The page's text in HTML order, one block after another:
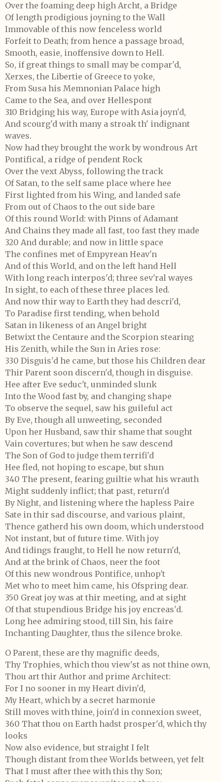
Over the foaming deep high Archt, a Bridge
Of length prodigious joyning to the Wall
Immovable of this now fenceless world
Forfeit to Death; from hence a passage broad,
Smooth, easie, inoffensive down to Hell.
So, if great things to small may be compar'd,
Xerxes, the Libertie of Greece to yoke,
From Susa his Memnonian Palace high
Came to the Sea, and over Hellespont
310 Bridging his way, Europe with Asia joyn'd,
And scourg'd with many a stroak th' indignant
waves.
Now had they brought the work by wondrous Art
Pontifical, a ridge of pendent Rock
Over the vext Abyss, following the track
Of Satan, to the self same place where hee
First lighted from his Wing, and landed safe
From out of Chaos to the out side bare
Of this round World: with Pinns of Adamant
And Chains they made all fast, too fast they made
320 And durable; and now in little space
The confines met of Empyrean Heav'n
And of this World, and on the left hand Hell
With long reach interpos'd; three sev'ral wayes
In sight, to each of these three places led.
And now thir way to Earth they had descri'd,
To Paradise first tending, when behold
Satan in likeness of an Angel bright
Betwixt the Centaure and the Scorpion stearing
His Zenith, while the Sun in Aries rose:
330 Disguis'd he came, but those his Children dear
Thir Parent soon discern'd, though in disguise.
Hee after Eve seduc't, unminded slunk
Into the Wood fast by, and changing shape
To observe the sequel, saw his guileful act
By Eve, though all unweeting, seconded
Upon her Husband, saw thir shame that sought
Vain covertures; but when he saw descend
The Son of God to judge them terrifi'd
Hee fled, not hoping to escape, but shun
340 The present, fearing guiltie what his wrauth
Might suddenly inflict; that past, return'd
By Night, and listening where the hapless Paire
Sate in thir sad discourse, and various plaint,
Thence gatherd his own doom, which understood
Not instant, but of future time. With joy
And tidings fraught, to Hell he now return'd,
And at the brink of Chaos, neer the foot
Of this new wondrous Pontifice, unhop't
Met who to meet him came, his Ofspring dear.
350 Great joy was at thir meeting, and at sight
Of that stupendious Bridge his joy encreas'd.
Long hee admiring stood, till Sin, his faire
Inchanting Daughter, thus the silence broke.
O Parent, these are thy magnific deeds,
Thy Trophies, which thou view'st as not thine own,
Thou art thir Author and prime Architect:
For I no sooner in my Heart divin'd,
My Heart, which by a secret harmonie
Still moves with thine, join'd in connexion sweet,
360 That thou on Earth hadst prosper'd, which thy
looks
Now also evidence, but straight I felt
Though distant from thee Worlds between, yet felt
That I must after thee with this thy Son;